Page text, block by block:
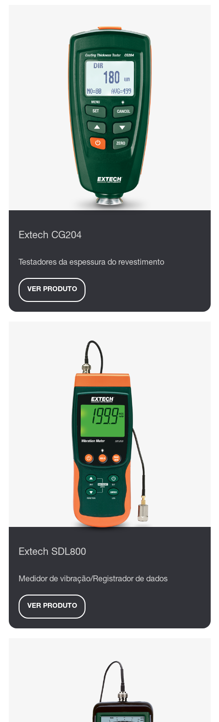
Extech CG204
Testadores da espessura do revestimento
VER PRODUTO
Extech SDL800
Medidor de vibração/Registrador de dados
VER PRODUTO